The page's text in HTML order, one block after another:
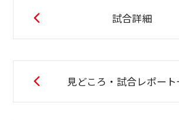
試合詳細
見どころ・試合レポー